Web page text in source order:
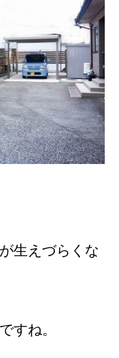
生えづらくな
すね。